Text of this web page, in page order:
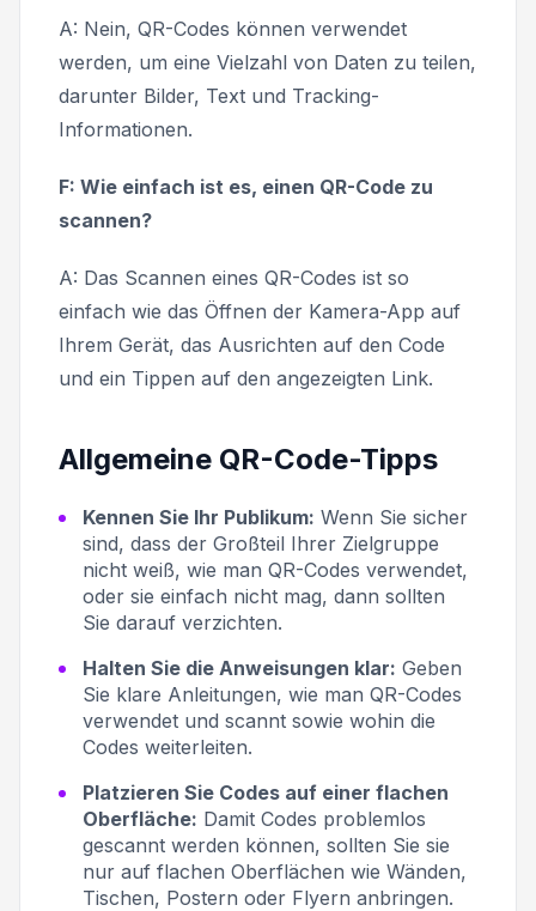
A: Nein, QR-Codes können verwendet
werden, um eine Vielzahl von Daten zu teilen,
darunter Bilder, Text und Tracking-
Informationen.
F: Wie einfach ist es, einen QR-Code zu
scannen?
A: Das Scannen eines QR-Codes ist so
einfach wie das Öffnen der Kamera-App auf
Ihrem Gerät, das Ausrichten auf den Code
und ein Tippen auf den angezeigten Link.
Allgemeine QR-Code-Tipps
Kennen Sie Ihr Publikum: Wenn Sie sicher
sind, dass der Großteil Ihrer Zielgruppe
nicht weiß, wie man QR-Codes verwendet,
oder sie einfach nicht mag, dann sollten
Sie darauf verzichten.
Halten Sie die Anweisungen klar: Geben
Sie klare Anleitungen, wie man QR-Codes
verwendet und scannt sowie wohin die
Codes weiterleiten.
Platzieren Sie Codes auf einer flachen
Oberfläche: Damit Codes problemlos
gescannt werden können, sollten Sie sie
nur auf flachen Oberflächen wie Wänden,
Tischen, Postern oder Flyern anbringen.